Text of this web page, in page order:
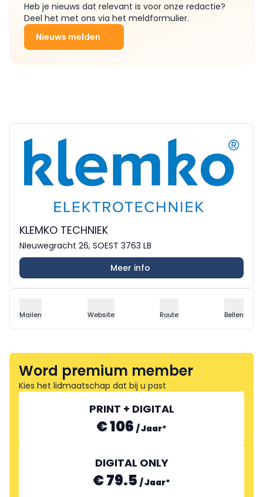
Heb je nieuws dat relevant is voor onze redactie?
Deel het met ons via het meldformulier.
Nieuws melden
KLEMKO TECHNIEK
NIeuwegracht 26, SOEST 3763 LB
Meer info
Mailen Website Route Bellen
Word premium member
Kies het lidmaatschap dat bij u past
PRINT + DIGITAL
€ 106 /Jaar*
DIGITAL ONLY
€ 79.5 /Jaar*